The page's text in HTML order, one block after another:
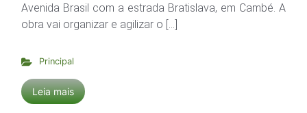
Avenida Brasil com a estrada Bratislava, em Cambé. A
obra vai organizar e agilizar o […]
Principal
Leia mais